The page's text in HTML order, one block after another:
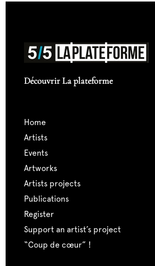
Découvrir La plateforme
home
artists
events
artworks
artists projects
publications
register
support an artist’s project
“coup de cœur” !